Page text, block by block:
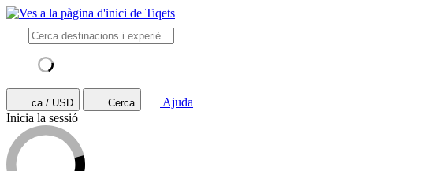
ca / USD Cerca
Ajuda
Inicia la sessió